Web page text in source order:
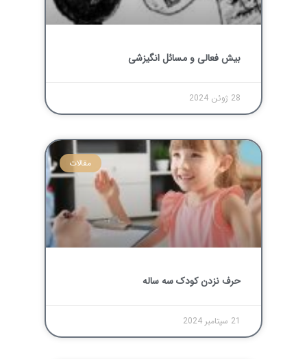
بیش فعالی و مسائل انگیزشی
28 ژوئن 2024
مقالات
حرف نزدن کودک سه ساله
21 سپتامبر 2024